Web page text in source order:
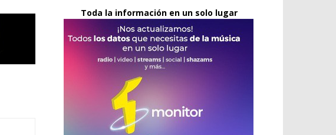
Toda la información en un solo lugar